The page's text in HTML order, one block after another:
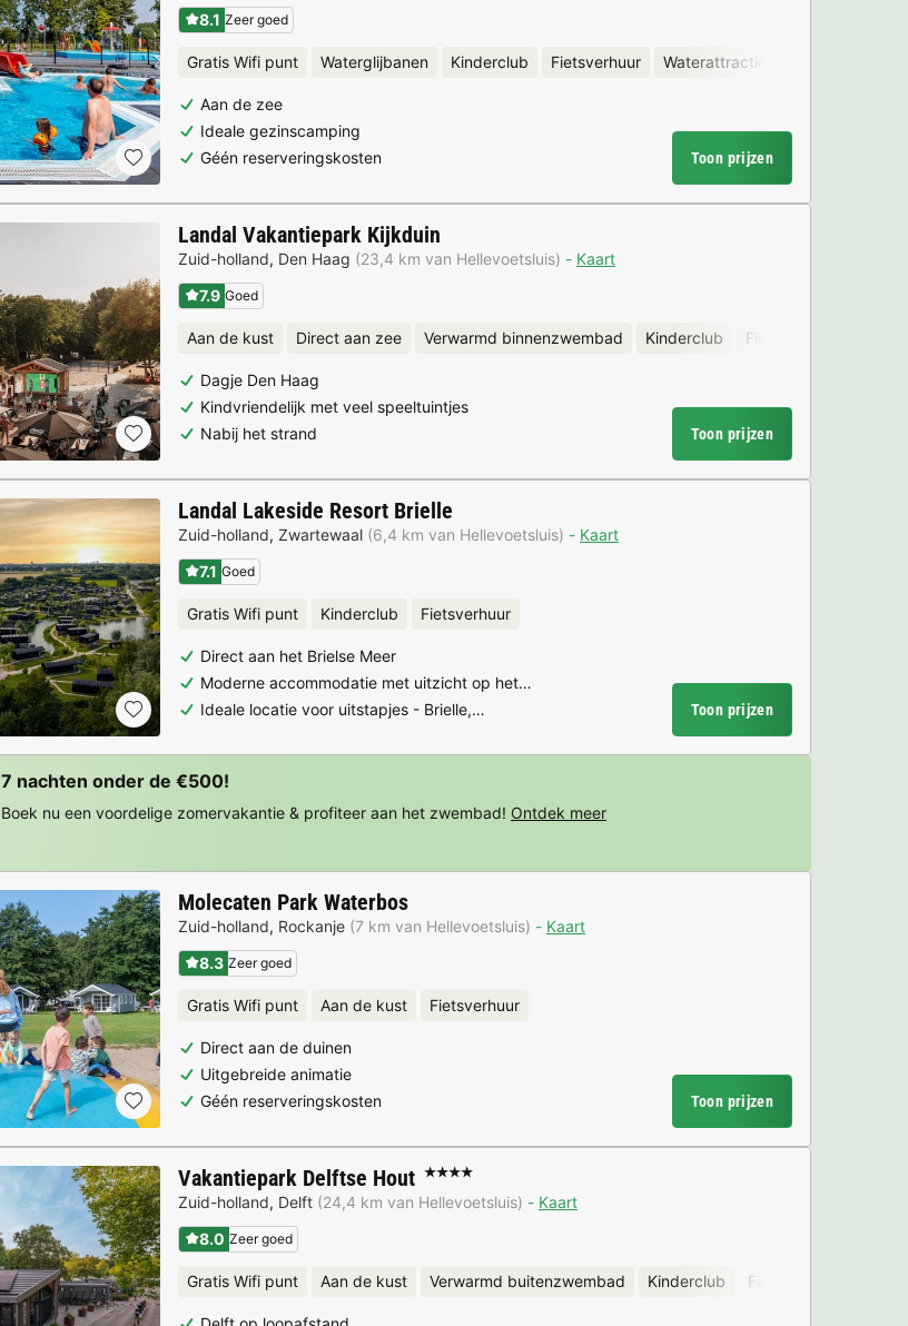
8.1 Zeer goed
Gratis Wifi punt Waterglijbanen Kinderclub Fietsverhuur Waterattracties
Aan de zee
Ideale gezinscamping
Géén reserveringskosten
Toon prijzen
Landal Vakantiepark Kijkduin
Zuid-holland, Den Haag (23,4 km van Hellevoetsluis)
Kaart
7.9 Goed
Aan de kust Direct aan zee Verwarmd binnenzwembad Kinderclub Fietsverhuur
Dagje Den Haag
Kindvriendelijk met veel speeltuintjes
Nabij het strand
Toon prijzen
Landal Lakeside Resort Brielle
Zuid-holland, Zwartewaal (6,4 km van Hellevoetsluis)
Kaart
7.1 Goed
Gratis Wifi punt Kinderclub Fietsverhuur
Direct aan het Brielse Meer
Moderne accommodatie met uitzicht op het…
Ideale locatie voor uitstapjes - Brielle,…
Toon prijzen
Molecaten Park Waterbos
Zuid-holland, Rockanje (7 km van Hellevoetsluis)
Kaart
8.3 Zeer goed
Gratis Wifi punt Aan de kust Fietsverhuur
Direct aan de duinen
Uitgebreide animatie
Géén reserveringskosten
Toon prijzen
Vakantiepark Delftse Hout ★★★★
Zuid-holland, Delft (24,4 km van Hellevoetsluis)
Kaart
8.0 Zeer goed
Gratis Wifi punt Aan de kust Verwarmd buitenzwembad Kinderclub Fietsverhuur
7 nachten onder de €500!
Boek nu een voordelige zomervakantie & profiteer aan het zwembad! Ontdek meer